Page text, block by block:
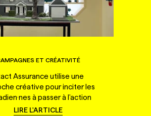
ET CRÉATIVITÉ
Assurance utilise une
créative pour inciter les
à passer à l'action
LIRE L'ARTICLE